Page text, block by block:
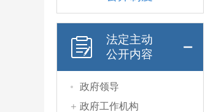
法定主动
公开内容
政府领导
政府工作机构